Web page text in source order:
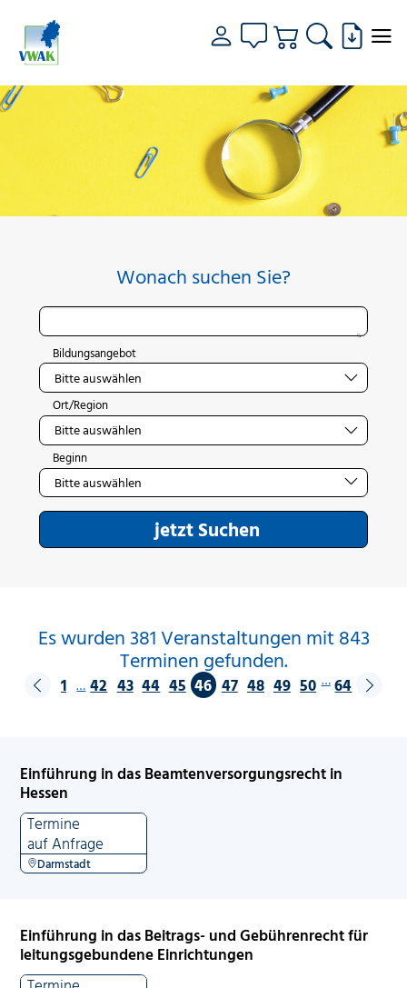
Wonach suchen Sie?
Bildungsangebot
Ort/Region
Beginn
jetzt Suchen
Es wurden 381 Veranstaltungen mit 843
Terminen gefunden.
1 … 42 43 44 45 46 47 48 49 50 … 64
Einführung in das Beamtenversorgungsrecht in
Hessen
Termine
auf Anfrage
Darmstadt
Einführung in das Beitrags- und Gebührenrecht für
leitungsgebundene Einrichtungen